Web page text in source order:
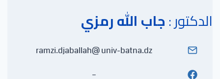
الدكتور :جاب الله رمزي
ramzi.djaballah@ univ-batna.dz
–